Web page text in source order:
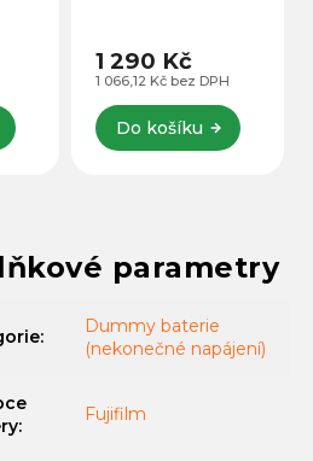
1 066,12 Kč bez DPH
1 290 Kč
Do košíku
nabíjení více
zařízení. Podpora
dalších protokolů,
výkon až 100 W.
parametry
:
Dummy baterie
(nekonečné napájení)
:
Fujifilm